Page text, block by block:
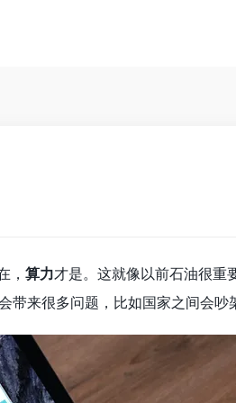
， 算力才是。这就像以前石油很重
来很多问题，比如国家之间会吵